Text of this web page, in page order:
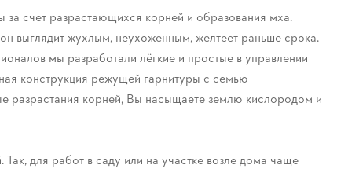
за счет разрастающихся корней и образования мха.
выглядит жухлым, неухоженным, желтеет раньше срока.
мы разработали лёгкие и простые в управлении
конструкция режущей гарнитуры с семью
разрастания корней, Вы насыщаете землю кислородом и
для работ в саду или на участке возле дома чаще